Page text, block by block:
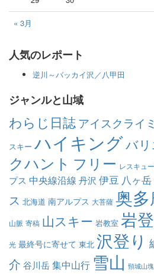
« 3月
人気のレポート
逆川～バッカイ沢／八甲田
ジャンルと山域
わらじ日誌 アイスクライ
スキー ハイキングバ
クハント フリー レスキュ
プス 中央線沿線 丹沢 伊豆 八ヶ岳
ス 北海道 南アルプス 大菩薩 奥
山脈 寄稿 山スキー 岩教室 岩
光 最終号に寄せて 東北 沢登り
介 谷川岳集中山行 雪山 頸城山塊